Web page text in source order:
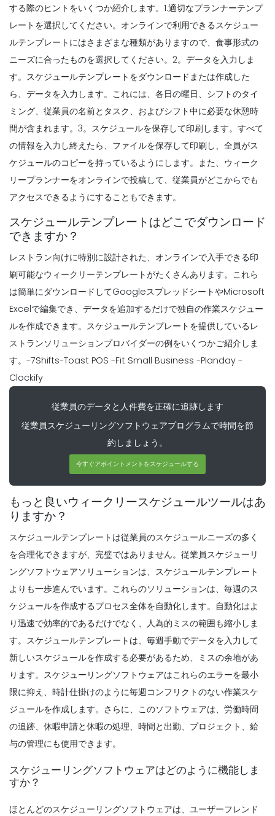
一般的なレストランの従業員のスケジュー
リングの問題とどのようにあなたがそれら
を
Michelle Jaco Oct 12, 2020
Scheduling
従業員のスケジューリング
Michelle Jaco Oct 12, 2020
Scheduling
5 週間最優秀従業員スケジュールテンプレ
ートを選択するためのヒントレストラン内
ード
Scheduling
それはプロジェクト計画に来るとき、何の
ために見てみる正しく行われ
Michelle Jaco Oct 12, 2020
Scheduling
作業スケジュール・プランナの主なメリッ
Michelle Jaco Oct 12, 2020
Scheduling
柔軟な作業スケジュールの長所雇用主は、
従業員が柔軟な時間を働くことを許可
Michelle Jaco Oct 12, 2020
競合
Michelle Jaco Oct 12, 2020
Scheduling
時間追跡が生産性を向上させる方法
Michelle Jaco Oct 12, 2020
Scheduling
時間単位のスケジュールメーカーがあなた
のビジネス
Michelle Jaco Oct 12, 2020
スケジュール・プランナ・テンプレート
Michelle Jaco Oct 12, 2020
する際のヒントをいくつか紹介します。1.適切なプランナーテンプ
レートを選択してください。オンラインで利用できるスケジュー
ルテンプレートにはさまざまな種類がありますので、食事形式の
ニーズに合ったものを選択してください。 2。データを入力しま
す。スケジュールテンプレートをダウンロードまたは作成した
ら、データを入力します。これには、各日の曜日、シフトのタイ
ミング、従業員の名前とタスク、およびシフト中に必要な休憩時
間が含まれます。 3。スケジュールを保存して印刷します。すべて
の情報を入力し終えたら、ファイルを保存して印刷し、全員がス
ケジュールのコピーを持っているようにします。また、ウィーク
リープランナーをオンラインで投稿して、従業員がどこからでも
アクセスできるようにすることもできます。
スケジュールテンプレートはどこでダウンロード
できますか？
レストラン向けに特別に設計された、オンラインで入手できる印
刷可能なウィークリーテンプレートがたくさんあります。これら
は簡単にダウンロードしてGoogleスプレッドシートやMicrosoft
Excelで編集でき、データを追加するだけで独自の作業スケジュー
ルを作成できます。スケジュールテンプレートを提供しているレ
ストランソリューションプロバイダーの例をいくつかご紹介しま
す。 -7Shifts-Toast POS -Fit Small Business -Planday -
Clockify
従業員のデータと人件費を正確に追跡します
従業員スケジューリングソフトウェアプログラムで時間を節
約しましょう。
今すぐアポイントメントをスケジュールする
もっと良いウィークリースケジュールツールはあ
りますか？
スケジュールテンプレートは従業員のスケジュールニーズの多く
を合理化できますが、完璧ではありません。従業員スケジューリ
ングソフトウェアソリューションは、スケジュールテンプレート
よりも一歩進んでいます。 これらのソリューションは、毎週のス
ケジュールを作成するプロセス全体を自動化します。自動化はよ
り迅速で効率的であるだけでなく、人為的ミスの範囲も縮小しま
す。スケジュールテンプレートは、毎週手動でデータを入力して
新しいスケジュールを作成する必要があるため、ミスの余地があ
ります。スケジューリングソフトウェアはこれらのエラーを最小
限に抑え、時計仕掛けのように毎週コンフリクトのない作業スケ
ジュールを作成します。さらに、このソフトウェアは、労働時間
の追跡、休暇申請と休暇の処理、時間と出勤、プロジェクト、給
与の管理にも使用できます。
スケジューリングソフトウェアはどのように機能しま
すか？
ほとんどのスケジューリングソフトウェアは、ユーザーフレンド